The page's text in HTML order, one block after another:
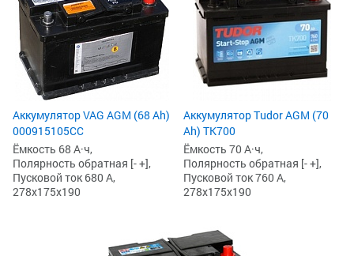
Аккумулятор VAG AGM (68 Ah)
000915105CC
Ёмкость 68 А·ч,
Полярность обратная [- +],
Пусковой ток 680 А,
278x175x190
Аккумулятор Tudor AGM (70
Ah) TK700
Ёмкость 70 А·ч,
Полярность обратная [- +],
Пусковой ток 760 А,
278x175x190